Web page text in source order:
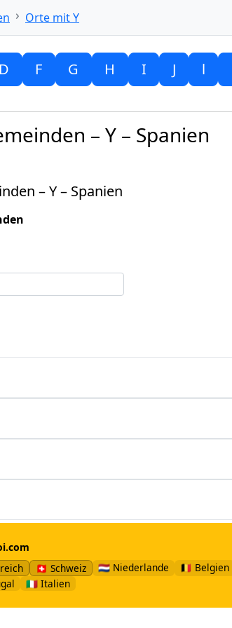
Orte mit Y
D F G H I J l
– Y – Spanien
– Y – Spanien
🇨🇭 Schweiz 🇳🇱 Niederlande 🇧🇪 Belgien
🇮🇹 Italien